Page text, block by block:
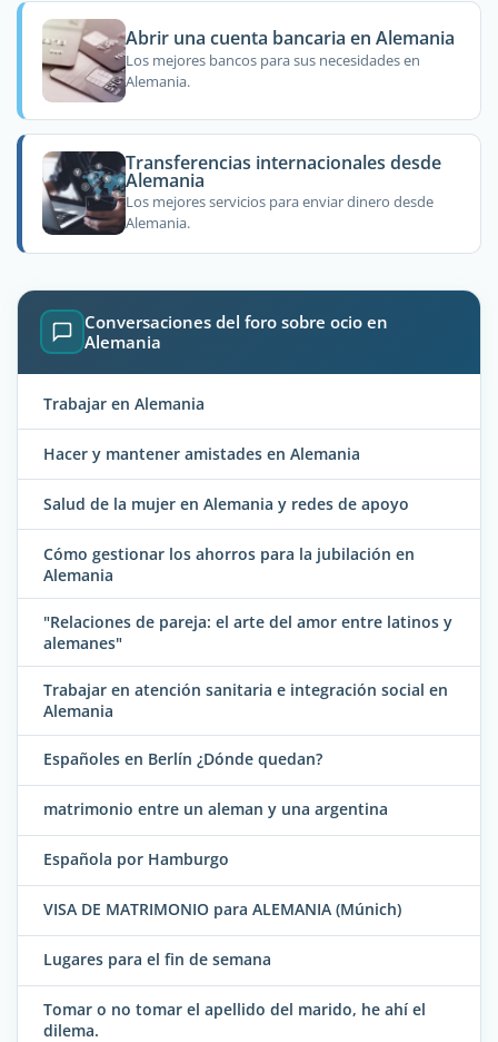
Abrir una cuenta bancaria en Alemania
Los mejores bancos para sus necesidades en
Alemania.
Transferencias internacionales desde
Alemania
Los mejores servicios para enviar dinero desde
Alemania.
Conversaciones del foro sobre ocio en
Alemania
Trabajar en Alemania
Hacer y mantener amistades en Alemania
Salud de la mujer en Alemania y redes de apoyo
Cómo gestionar los ahorros para la jubilación en
Alemania
"Relaciones de pareja: el arte del amor entre latinos y
alemanes"
Trabajar en atención sanitaria e integración social en
Alemania
Españoles en Berlín ¿Dónde quedan?
matrimonio entre un aleman y una argentina
Española por Hamburgo
VISA DE MATRIMONIO para ALEMANIA (Múnich)
Lugares para el fin de semana
Tomar o no tomar el apellido del marido, he ahí el
dilema.